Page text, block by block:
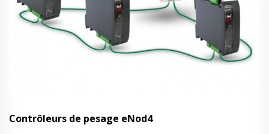
Contrôleurs de pesage eNod4